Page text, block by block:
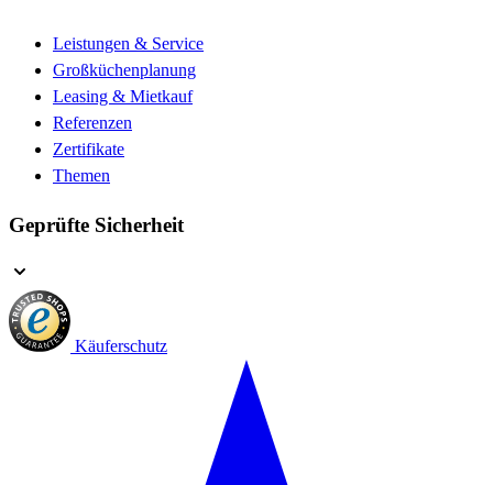
Leistungen & Service
Großküchenplanung
Leasing & Mietkauf
Referenzen
Zertifikate
Themen
Geprüfte Sicherheit
Käuferschutz